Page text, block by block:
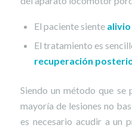
El paciente siente
El tratamiento es
recuperación
Siendo un método que se
mayoría de lesiones no
es necesario acudir a un